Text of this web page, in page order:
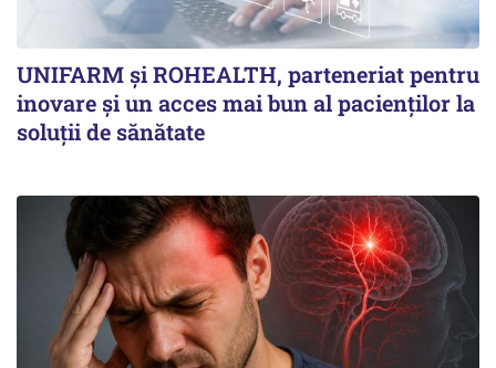
UNIFARM și ROHEALTH, parteneriat pentru
inovare și un acces mai bun al pacienților la
soluții de sănătate